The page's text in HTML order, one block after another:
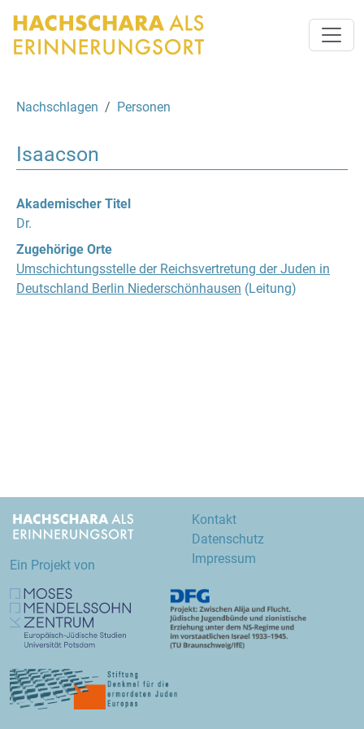
Nachschlagen Personen
Isaacson
Akademischer Titel
Dr.
Zugehörige Orte
Umschichtungsstelle der Reichsvertretung der Juden in
Deutschland Berlin Niederschönhausen (Leitung)
Ein Projekt von
Kontakt
Datenschutz
Impressum